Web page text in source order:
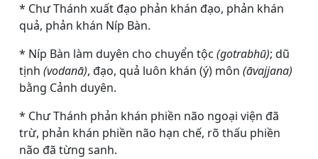
* Chư Thánh xuất đạo phản khán đạo, phản khán
quả, phản khán Níp Bàn.
* Níp Bàn làm duyên cho chuyển tộc (gotrabhū); dũ
tịnh (vodanā), đạo, quả luôn khán (ý) môn (āvajjana)
bằng Cảnh duyên.
* Chư Thánh phản khán phiền não ngoại viện đã
trừ, phản khán phiền não hạn chế, rõ thấu phiền
não đã từng sanh.